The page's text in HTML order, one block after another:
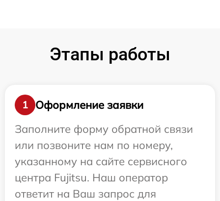
Этапы работы
1
Оформление заявки
Заполните форму обратной связи
или позвоните нам по номеру,
указанному на сайте сервисного
центра Fujitsu. Наш оператор
ответит на Ваш запрос для